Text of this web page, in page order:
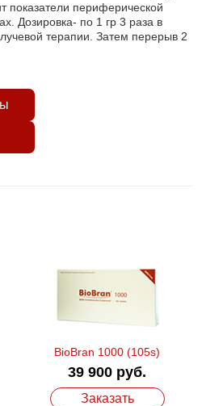
показатели периферической
Дозировка- по 1 гр 3 раза в
терапии. Затем перерыв 2
BioBran 1000 (105s)
39 900 руб.
Заказать